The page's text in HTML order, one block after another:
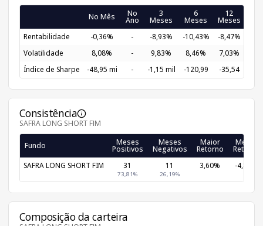
No Mês No
Ano
3
Meses
6
Meses
12
Meses
Rentabilidade -0,36% - -8,93% -10,43% -8,47%
Volatilidade
8,08% - 9,83% 8,46% 7,03%
Índice de Sharpe
-48,95 mi - -1,15 mil -120,99 -35,54
Consistência
SAFRA LONG SHORT FIM
Fundo Meses
Positivos
Meses
Negativos
Maior
Retorno
Menor
Retorno
SAFRA LONG SHORT FIM 31
73,81%
11
26,19%
3,60% -4,86%
Composição da carteira